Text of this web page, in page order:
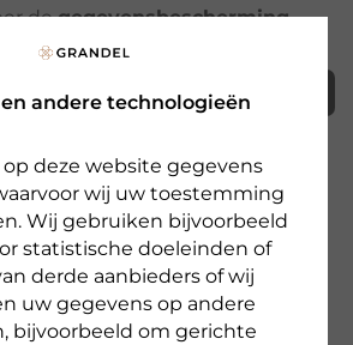
andere technologieën
deze website gegevens
wij uw toestemming
Wij gebruiken bijvoorbeeld
statistische doeleinden of
derde aanbieders of wij
uw gegevens op andere
bijvoorbeeld om gerichte
degegevensbescherming.
abonneren
archief
Uw hydraterende